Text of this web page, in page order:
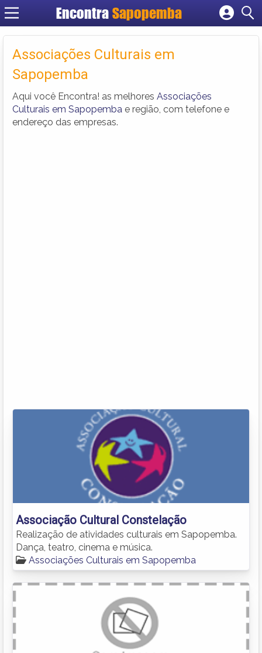
Encontra Sapopemba
Cadastrar empresa
Criar conta
Associações Culturais em
Sapopemba
Aqui você Encontra! as melhores Associações
Culturais em Sapopemba e região, com telefone e
endereço das empresas.
Associação Cultural Constelação
Realização de atividades culturais em Sapopemba.
Dança, teatro, cinema e música.
Associações Culturais em Sapopemba